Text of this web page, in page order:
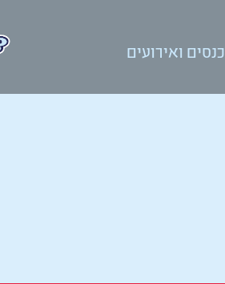
כנסים ואירועים